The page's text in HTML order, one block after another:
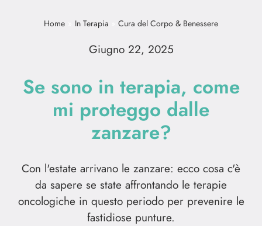
Home In Terapia Cura del Corpo & Benessere
Giugno 22, 2025
Se sono in terapia, come
mi proteggo dalle
zanzare?
Con l'estate arrivano le zanzare: ecco cosa c'è
da sapere se state affrontando le terapie
oncologiche in questo periodo per prevenire le
fastidiose punture.